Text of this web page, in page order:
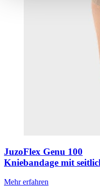
JuzoFlex Genu 100
Kniebandage mit
Mehr erfahren